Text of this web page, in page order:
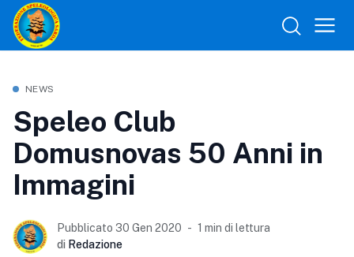
NEWS
Speleo Club
Domusnovas 50 Anni in
Immagini
Pubblicato 30 Gen 2020
1 min di lettura
di Redazione